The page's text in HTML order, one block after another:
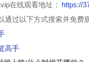
第74集
在线观看地址： https://
通过以下方式搜索并免费
高手